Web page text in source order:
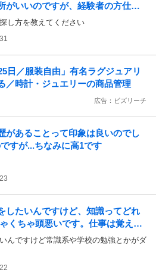
がいいのですが、経験者の方仕事
さい
し方を教えてください
日／服装自由」有名ラグジュアリ
／時計・ジュエリーの商品管理
広告：ビズリーチ
があることって印象は良いのでし
すが...ちなみに高1です
したいんですけど、知識ってどれ
くちゃ頭悪いです。仕事は覚える
学校の勉強とかがダメです。
んですけど常識系や学校の勉強とかがダ